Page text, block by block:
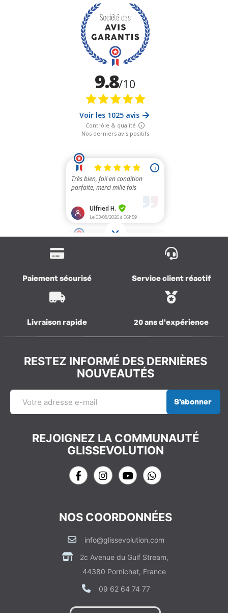
Paiement sécurisé Service client réactif
Livraison rapide 20 ans d'expérience
RESTEZ INFORMÉ DES DERNIÈRES
NOUVEAUTÉS
S’abonner
REJOIGNEZ LA COMMUNAUTÉ
GLISSEVOLUTION
NOS COORDONNÉES
info@glissevolution.com
2c Avenue du Gulf Stream,
44380 Pornichet, France
09 62 64 74 77